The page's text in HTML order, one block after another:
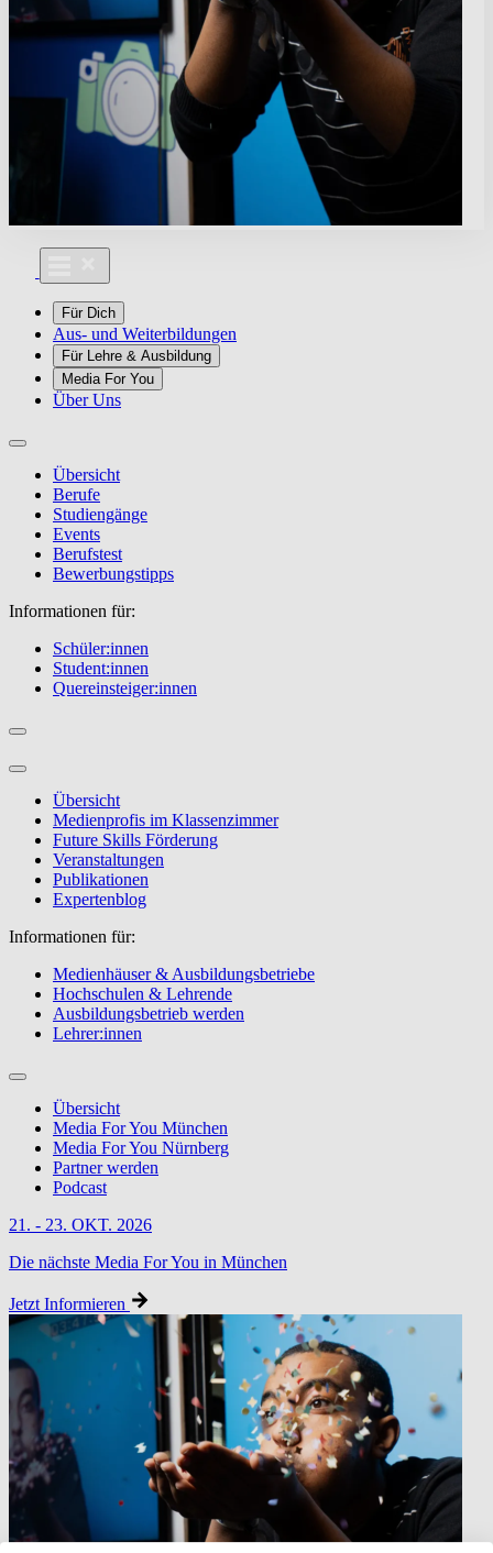
Für Dich
Aus- und Weiterbildungen
Für Lehre & Ausbildung
Media For You
Über Uns
Übersicht
Berufe
Studiengänge
Events
Berufstest
Bewerbungstipps
Informationen für:
Schüler:innen
Student:innen
Quereinsteiger:innen
Übersicht
Medienprofis im Klassenzimmer
Future Skills Förderung
Veranstaltungen
Publikationen
Expertenblog
Informationen für:
Medienhäuser & Ausbildungsbetriebe
Hochschulen & Lehrende
Ausbildungsbetrieb werden
Lehrer:innen
Übersicht
Media For You München
Media For You Nürnberg
Partner werden
Podcast
21. - 23. OKT. 2026
Die nächste Media For You in München
Jetzt Informieren